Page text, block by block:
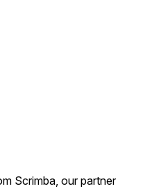
Scrimba, our partner